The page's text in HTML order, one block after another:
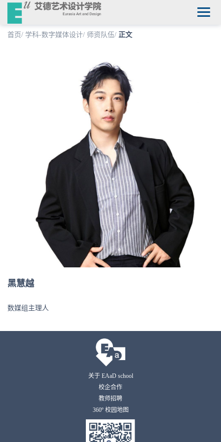
首页/ 学科-数字媒体设计/ 师资队伍/ 正文
黑慧越
数媒组主理人
关于 EAaD school
校企合作
教师招聘
360º 校园地图